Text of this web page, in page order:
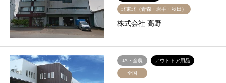
北東北（青森・岩手・秋田）
株式会社 髙野
JA・全農 アウトドア用品
全国